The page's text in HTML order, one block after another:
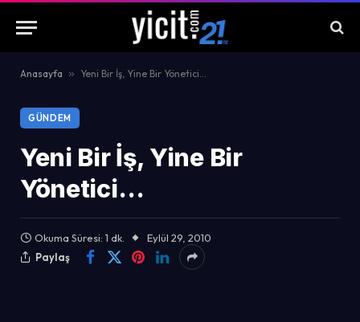
Anasayfa » Yeni Bir İş, Yine Bir Yönetici…
GÜNDEM
Yeni Bir İş, Yine Bir
Yönetici…
Okuma Süresi: 1 dk.
Eylül 29, 2010
Paylaş